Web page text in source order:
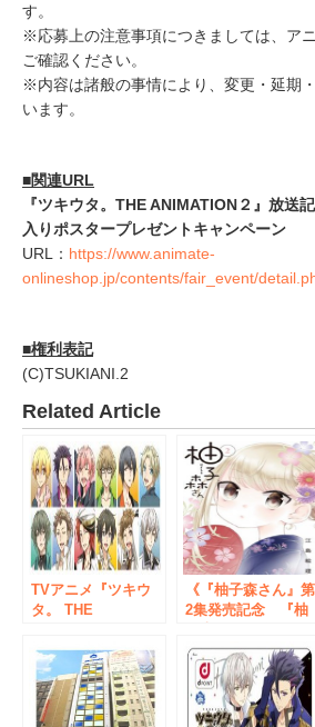
す。
※応募上の注意事項につきましては、ア
ご確認ください。
※内容は諸般の事情により、変更・延期
います。
■関連URL
『ツキウタ。THE ANIMATION２』放送
入りポスタープレゼントキャンペーン
URL： https://www.animate-
onlineshop.jp/contents/fair_event/
■権利表記
(C)TSUKIANI.2
Related Article
TVアニメ『ツキウ
タ。 THE
ドスマイル×アニメ
イトカフェ秋葉原の
コラボカフェが9月
30日より開催決定！
《『柚子森さん』第
2集発売記念 『柚
ア》3/10（金）か
ら、書泉・芳林堂書
店にて開催！